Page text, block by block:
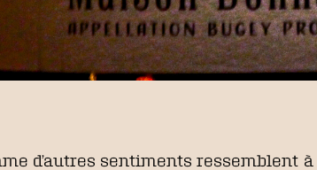
d’autres sentiments ressemblent à